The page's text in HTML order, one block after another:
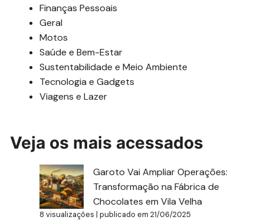
Finanças Pessoais
Geral
Motos
Saúde e Bem-Estar
Sustentabilidade e Meio Ambiente
Tecnologia e Gadgets
Viagens e Lazer
Veja os mais acessados
Garoto Vai Ampliar Operações:
Transformação na Fábrica de
Chocolates em Vila Velha
8 visualizações |publicado em 21/06/2025